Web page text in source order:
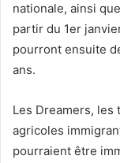
nationale, ainsi
partir du 1er
pourront ensuite
ans.
Les Dreamers,
agricoles
pourraient être